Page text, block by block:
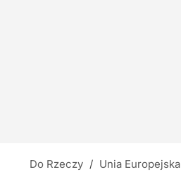
Do Rzeczy / Unia Europejska